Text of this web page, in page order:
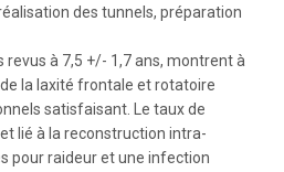
des tunnels, préparation
revus à 7,5 +/- 1,7 ans, montrent à
la laxité frontale et rotatoire
satisfaisant. Le taux de
lié à la reconstruction intra-
pour raideur et une infection